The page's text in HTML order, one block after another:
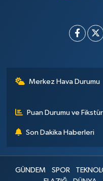
Merkez Hava Durumu
Puan Durumu ve Fikstür
Son Dakika Haberleri
GÜNDEM SPOR